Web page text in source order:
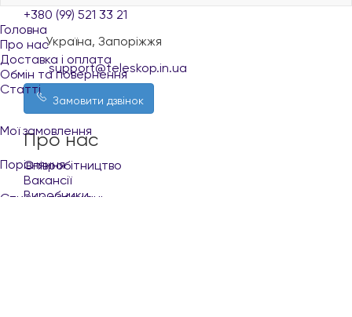
Головна
Про нас
Доставка і оплата
Обмін та повернення
Статті
Мої замовлення
Порівняння
Список побажань
+380 (99) 521 33 21
Україна, Запоріжжя
support@teleskop.in.ua
Замовити дзвінок
Про нас
Співробітництво
Вакансії
Виробники